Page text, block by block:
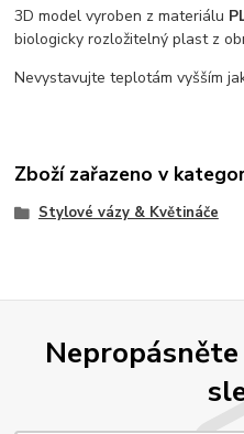
3D model vyroben z materiálu
biologicky rozložitelný plast z
Nevystavujte teplotám vyšším
Zboží zařazeno v
Stylové vázy & Květináče